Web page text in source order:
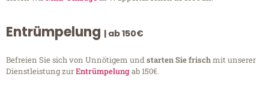
Entrümpelung | ab 150€
Befreien Sie sich von Unnötigem undstarten Sie frischmit unserer
Dienstleistung zurEntrümpelungab 150€.